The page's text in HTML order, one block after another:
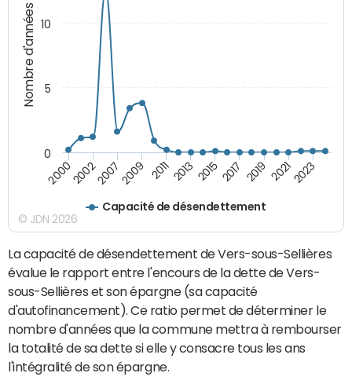
Nombre d'années
Capacité de désendettement
2000200220072009 2011 2013 2015 2017 2019 20212023
0
5
10
© JDN 2026
La capacité de désendettement de Vers-sous-Sellières
évalue le rapport entre l'encours de la dette de Vers-
sous-Sellières et son épargne (sa capacité
d'autofinancement). Ce ratio permet de déterminer le
nombre d'années que la commune mettra à rembourser
la totalité de sa dette si elle y consacre tous les ans
l'intégralité de son épargne.